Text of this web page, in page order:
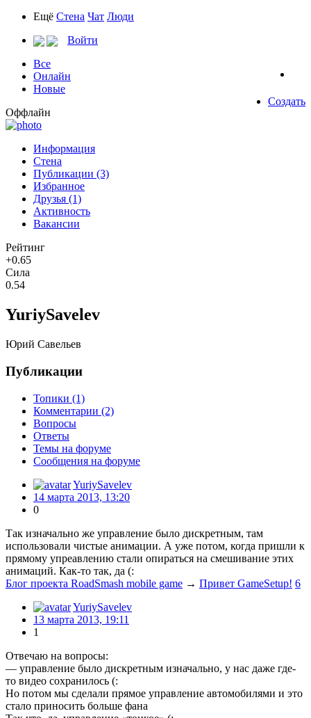
Ещё Стена Чат Люди
Войти
Все
Онлайн
Новые
Создать
Оффлайн
Информация
Стена
Публикации (3)
Избранное
Друзья (1)
Активность
Вакансии
Рейтинг
+0.65
Сила
0.54
YuriySavelev
Юрий Савельев
Публикации
Топики (1)
Комментарии (2)
Вопросы
Ответы
Темы на форуме
Сообщения на форуме
YuriySavelev
14 марта 2013, 13:20
0
Так изначально же управление было дискретным, там
использовали чистые анимации. А уже потом, когда пришли к
прямому упреавлению стали опираться на смешивание этих
анимаций. Как-то так, да (:
Блог проекта RoadSmash mobile game → Привет GameSetup! 6
YuriySavelev
13 марта 2013, 19:11
1
Отвечаю на вопросы:
— управление было дискретным изначально, у нас даже где-
то видео сохранилось (:
Но потом мы сделали прямое управление автомобилями и это
стало приносить больше фана